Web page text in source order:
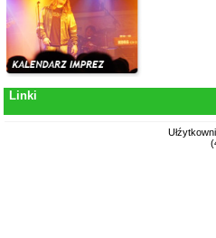
Linki